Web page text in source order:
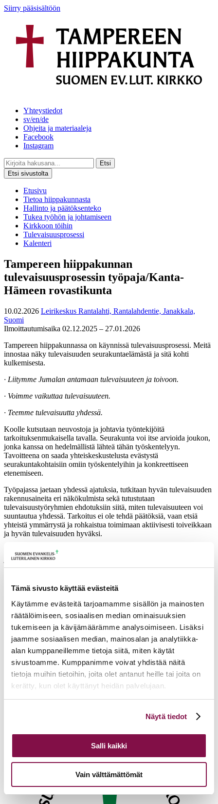
Tämä sivusto käyttää evästeitä
Käytämme evästeitä tarjoamamme sisällön ja mainosten
räätälöimiseen, sosiaalisen median ominaisuuksien
tukemiseen ja kävijämäärämme analysoimiseen. Lisäksi
jaamme sosiaalisen median, mainosalan ja analytiikka-
alan kumppaneillemme tietoja siitä, miten käytät
sivustoamme. Kumppanimme voivat yhdistää näitä
tietoja muihin tietoihin, joita olet antanut heille tai joita on
kerätty, kun olet käyttänyt heidän palvelujaan.
linkistä.
Näytä tiedot
Salli kaikki
Vain välttämättömät
Siirry pääsisältöön
Yhteystiedot
sv/en/de
Ohjeita ja materiaaleja
Facebook
Instagram
Etsi
Etsi sivustolta
Etusivu
Tietoa hiippakunnasta
Hallinto ja päätöksenteko
Tukea työhön ja johtamiseen
Kirkkoon töihin
Tulevaisuusprosessi
Kalenteri
Tampereen hiippakunnan
tulevaisuusprosessin työpaja/Kanta-
Hämeen rovastikunta
10.02.2026 Leirikeskus Rantalahti, Rantalahdentie, Janakkala,
Suomi
Ilmoittautumisaika 02.12.2025 – 27.01.2026
Tampereen hiippakunnassa on käynnissä tulevaisuusprosessi. Meitä
innostaa näky tulevaisuuden seurakuntaelämästä ja sitä kohti
kulkemisesta.
· Liitymme Jumalan antamaan tulevaisuuteen ja toivoon.
· Voimme vaikuttaa tulevaisuuteen.
· Teemme tulevaisuutta yhdessä.
Koolle kutsutaan neuvostoja ja johtavia työntekijöitä
tarkoituksenmukaisella tavalla. Seurakunta voi itse arvioida joukon,
jonka kanssa on hedelmällistä lähteä tähän työskentelyyn.
Tavoitteena on saada yhteiskeskustelusta evästystä
seurakuntakohtaisiin omiin työskentelyihin ja konkreettiseen
etenemiseen.
Työpajassa jaetaan yhdessä ajatuksia, tutkitaan hyvän tulevaisuuden
rakennusaineita eri näkökulmista sekä tutustutaan
tulevaisuustyöryhmien ehdotuksiin siitä, miten tulevaisuuteen voi
suuntautua yhdessä. Tarkoitus ei ole tehdä päätöksiä, vaan etsiä
yhteistä ymmärrystä ja rohkaistua toimimaan aktiivisesti toiveikkaan
ja hyvän tulevaisuuden hyväksi.
Ilta alkaa kahvitarjoilulla klo 17 ja päättyy klo 20. Tarkempi ohjelma
ja mahdollinen ennakkomateriaali lähetetään ilmoittautuneille noin
viikkoa aikaisemmin. Ilta on osallistujille maksuton.
Aika: 10.2. klo 17-20
Paikka: Janakkalan Rantalahti
Tulevia tapahtumia
Tuomiokapitulin istunto
19.08.2026
Ikkunoita kristilliseen spiritualiteettiin: Matkakumppanuuden päivä
runojen, taiteen ja luonnon äärellä 25.08.2026
Toimistoväen verkostotapaaminen 08.09.2026